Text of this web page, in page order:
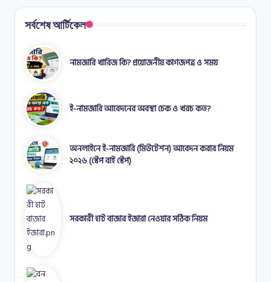
সর্বশেষ আর্টিকেল
নামজারি খারিজ কি? প্রয়োজনীয় কাগজপত্র ও সময়
ই-নামজারি আবেদনের অবস্থা চেক ও খরচ কত?
অনলাইনে ই-নামজারি (মিউটেশন) আবেদন করার নিয়ম
২০২৬ (স্টেপ বাই স্টেপ)
সরকারী হাট বাজার ইজারা নেওয়ার সঠিক নিয়ম